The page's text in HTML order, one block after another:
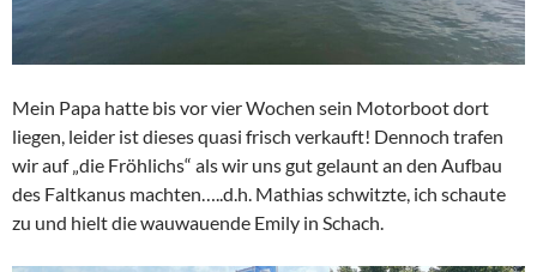
Mein Papa hatte bis vor vier Wochen sein Motorboot dort
liegen, leider ist dieses quasi frisch verkauft! Dennoch trafen
wir auf „die Fröhlichs“ als wir uns gut gelaunt an den Aufbau
des Faltkanus machten…..d.h. Mathias schwitzte, ich schaute
zu und hielt die wauwauende Emily in Schach.